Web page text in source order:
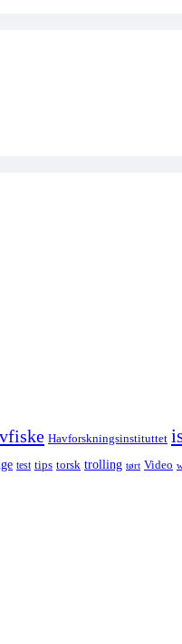
Havforskningsinstituttet
test tips torsk trolling tørt Video